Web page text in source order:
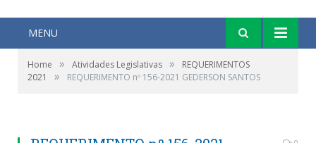
MENU
Home » Atividades Legislativas »
REQUERIMENTOS
2021
» REQUERIMENTO nº 156-2021 GEDERSON SANTOS